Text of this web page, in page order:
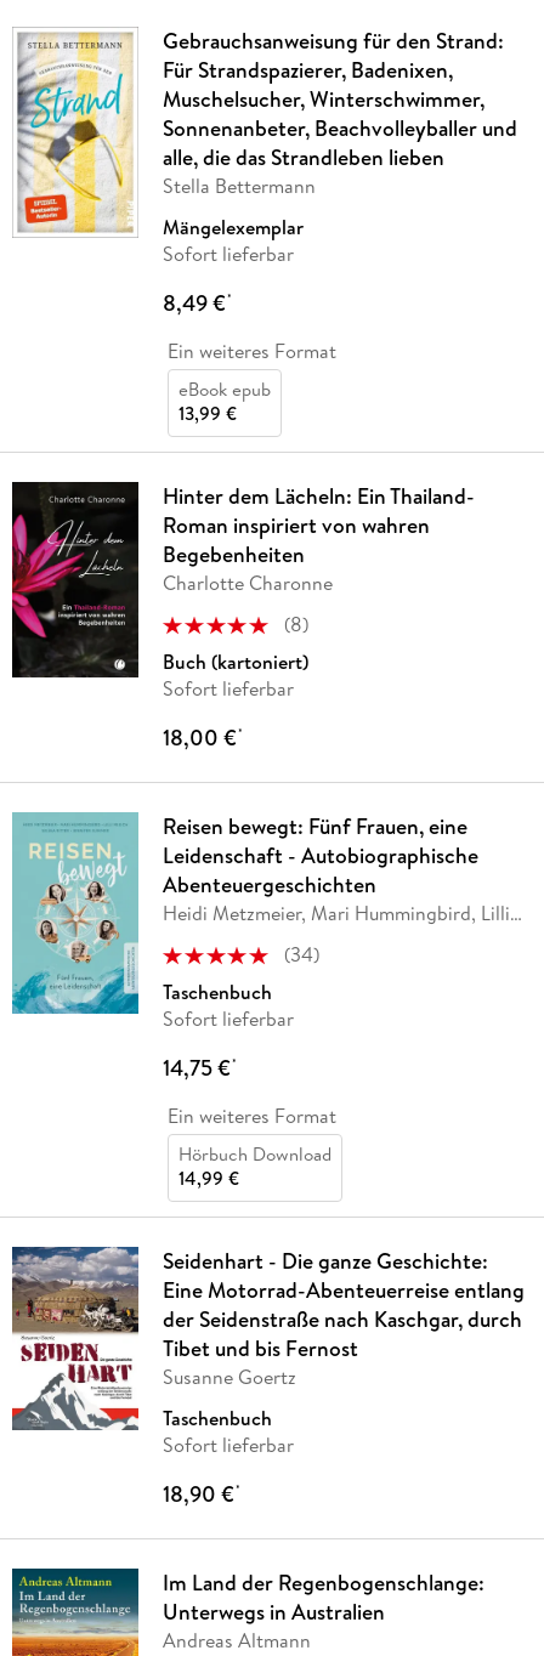
Gebrauchsanweisung für den Strand:
Für Strandspazierer, Badenixen,
Muschelsucher, Winterschwimmer,
Sonnenanbeter, Beachvolleyballer und
alle, die das Strandleben lieben
Stella Bettermann
Mängelexemplar
Sofort lieferbar
8,49 €*
Ein weiteres Format
eBook epub
13,99 €
Hinter dem Lächeln: Ein Thailand-
Roman inspiriert von wahren
Begebenheiten
Charlotte Charonne
(8)
Buch (kartoniert)
Sofort lieferbar
18,00 €*
Reisen bewegt: Fünf Frauen, eine
Leidenschaft - Autobiographische
Abenteuergeschichten
Heidi Metzmeier, Mari Hummingbird, Lilli
(34)
Taschenbuch
Sofort lieferbar
14,75 €*
Ein weiteres Format
Hörbuch Download
14,99 €
Seidenhart - Die ganze Geschichte:
Eine Motorrad-Abenteuerreise entlang
der Seidenstraße nach Kaschgar, durch
Tibet und bis Fernost
Susanne Goertz
Taschenbuch
Sofort lieferbar
18,90 €*
Im Land der Regenbogenschlange:
Unterwegs in Australien
Andreas Altmann